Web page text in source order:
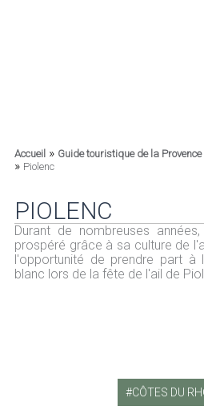
Accueil» Guide touristique de la Provence
» Piolenc
PIOLENC
Durant de nombreuses
prospéré grâce à sa culture de
l'opportunité de prendre part
blanc lors de la fête de l'ail de
CÔTES DU